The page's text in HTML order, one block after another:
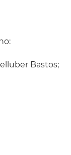
Bastos;